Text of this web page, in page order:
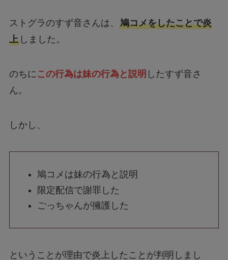
ストグラのすず音さんは、 鳩コメをしたことで炎
上しました。
のちに この行為は妹の行為と説明 したすず音さ
ん。
しかし、
鳩コメは妹の行為と説明
限定配信で謝罪した
ごっちゃんが擁護した
ということが理由で炎上したことが判明しまし